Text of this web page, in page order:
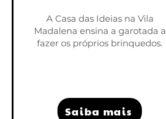
A Casa das Ideias na Vila
Madalena ensina a garotada a
fazer os próprios brinquedos.
Saiba mais